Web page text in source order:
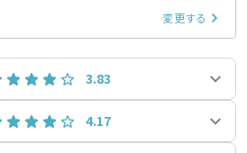
変更する
3.83
4.17